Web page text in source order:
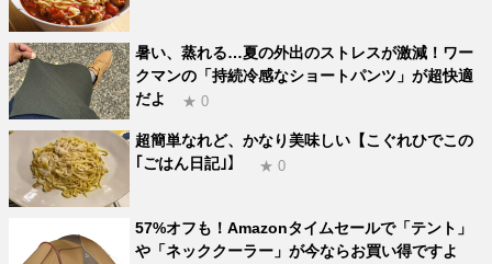
暑い、蒸れる…夏の外出のストレスが激減！ワー
クマンの「持続冷感なショートパンツ」が超快適
だよ
★ 0
超簡単なれど、かなり美味しい【こぐれひでこの
｢ごはん日記｣】
★ 0
57%オフも！Amazonタイムセールで「テント」
や「ネッククーラー」が今ならお買い得ですよ